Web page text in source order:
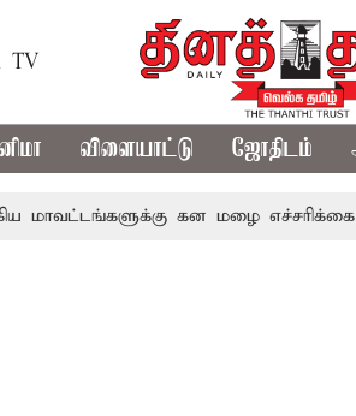
TV
விளையாட்டு ஜோதிடம்
கன மழை எச்சரிக்கை